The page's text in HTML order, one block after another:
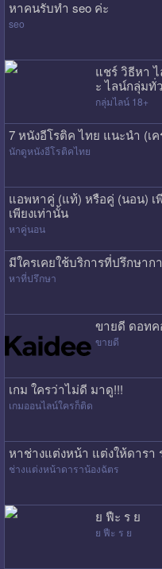
หาคนรับทำ seo ค่ะ
seo
แชร์ วิธีหา
ะ ไลน์กลุ่มทั่
กลุ่มไลน์ 18+
7 หนังอีโรติค ไทย แนะนำ (เ
นักดูหนังอีโรติคไทย
แอพหาคู่ (แท้) หรือคู่ (นอน)
เพียงเท่านั้น
หาคู่นอน
มีใครเคยใช้บริการที่ปรึกษา
หาที่ปรึกษา
ขายดี ดอทค
ขายดี
เกม ใครว่าไม่ดี มาดู!!!
เกมออนไลน์ใครก็ติด
หาช่างแต่งหน้า แต่งให้ดารา
ช่างแต่งหน้าดาราน้องฉัตร
ย ฟืะ ร ย
ย ฟืะ ร ย